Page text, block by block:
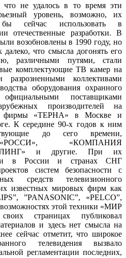
что не удалось в то время эти
уровень, возможно, их
бы сейчас использовать в
отечественные разработки. В
возобновлены в 1990 году, но
что смысла догонять его
различными путями, стали
комплектующие ТВ камер на
коллективами
оборудования охранного
поставщиками
производителей на
фирмы «ТЕРНА» в Москве и
К середине 90-х годов к ним
до сего времени,
«КОМПАНИЯ
и другие. При их
в России и странах СНГ
систем безопасности с
средств телевизионного
известных мировых фирм как
”PANASONIC”, «PELCO”,
этой техники «МИР
страницах публиковал
и здесь нет смысла на
сейчас отметит, что широкое
телевидения вызвало
регламентации последних,